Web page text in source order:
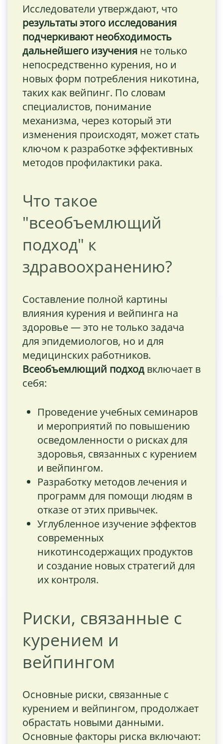
Исследователи утверждают, что
результаты этого исследования
подчеркивают необходимость
дальнейшего изучения не только
непосредственно курения, но и
новых форм потребления никотина,
таких как вейпинг. По словам
специалистов, понимание
механизма, через который эти
изменения происходят, может стать
ключом к разработке эффективных
методов профилактики рака.
Что такое
"всеобъемлющий
подход" к
здравоохранению?
Составление полной картины
влияния курения и вейпинга на
здоровье — это не только задача
для эпидемиологов, но и для
медицинских работников.
Всеобъемлющий подход включает в
себя:
Проведение учебных семинаров
и мероприятий по повышению
осведомленности о рисках для
здоровья, связанных с курением
и вейпингом.
Разработку методов лечения и
программ для помощи людям в
отказе от этих привычек.
Углубленное изучение эффектов
современных
никотинсодержащих продуктов
и создание новых стратегий для
их контроля.
Риски, связанные с
курением и
вейпингом
Основные риски, связанные с
курением и вейпингом, продолжает
обрастать новыми данными.
Основные факторы риска включают: